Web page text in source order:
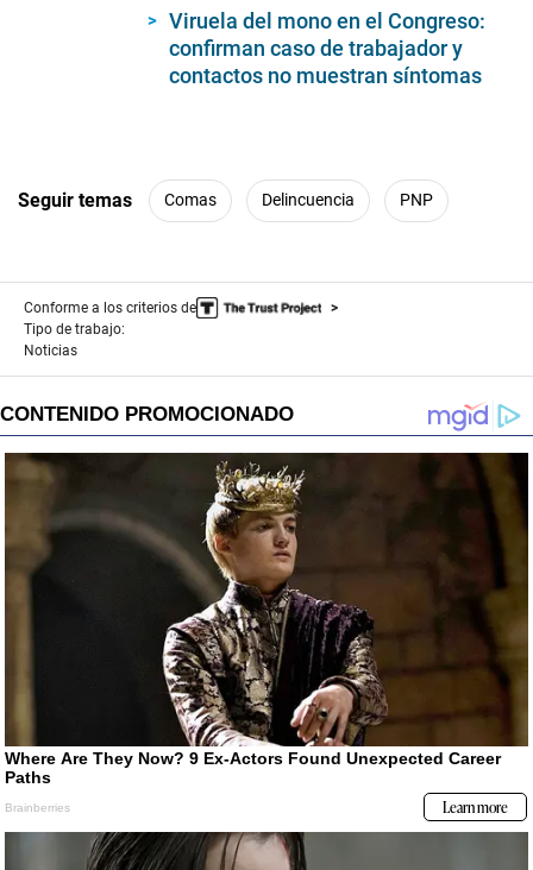
Viruela del mono en el Congreso:
confirman caso de trabajador y
contactos no muestran síntomas
Seguir temas Comas Delincuencia PNP
Conforme a los criterios de
Tipo de trabajo:
Noticias